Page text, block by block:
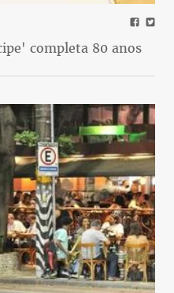
completa 80 anos